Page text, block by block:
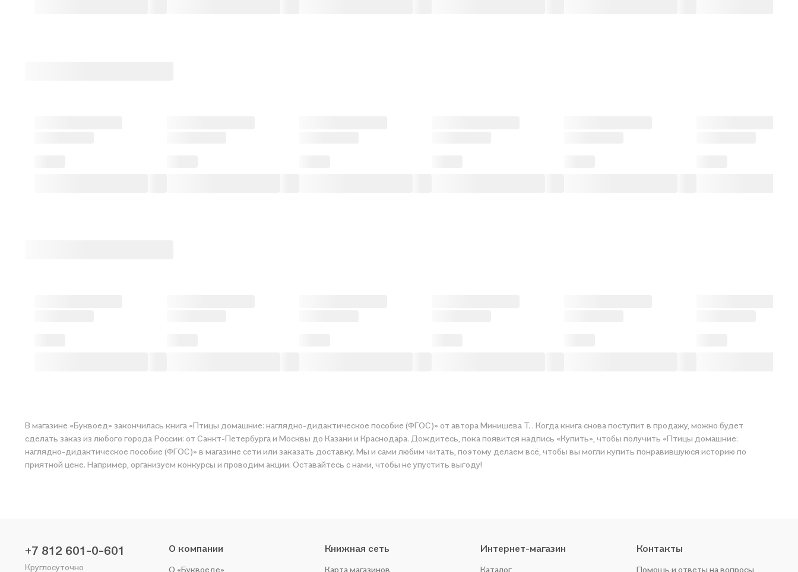
В магазине «Буквоед» закончилась книга «Птицы домашние: наглядно-дидактическое пособие (ФГОС)» от автора Минишева Т. . Когда книга снова поступит в продажу, можно будет
сделать заказ из любого города России: от Санкт-Петербурга и Москвы до Казани и Краснодара. Дождитесь, пока появится надпись «Купить», чтобы получить «Птицы домашние:
наглядно-дидактическое пособие (ФГОС)» в магазине сети или заказать доставку. Мы и сами любим читать, поэтому делаем всё, чтобы вы могли купить понравившуюся историю по
приятной цене. Например, организуем конкурсы и проводим акции. Оставайтесь с нами, чтобы не упустить выгоду!
+7 812 601-0-601
Круглосуточно
О компании
О «Буквоеде»
Книжная сеть
Карта магазинов
Интернет-магазин
Каталог
Контакты
Помощь и ответы на вопросы